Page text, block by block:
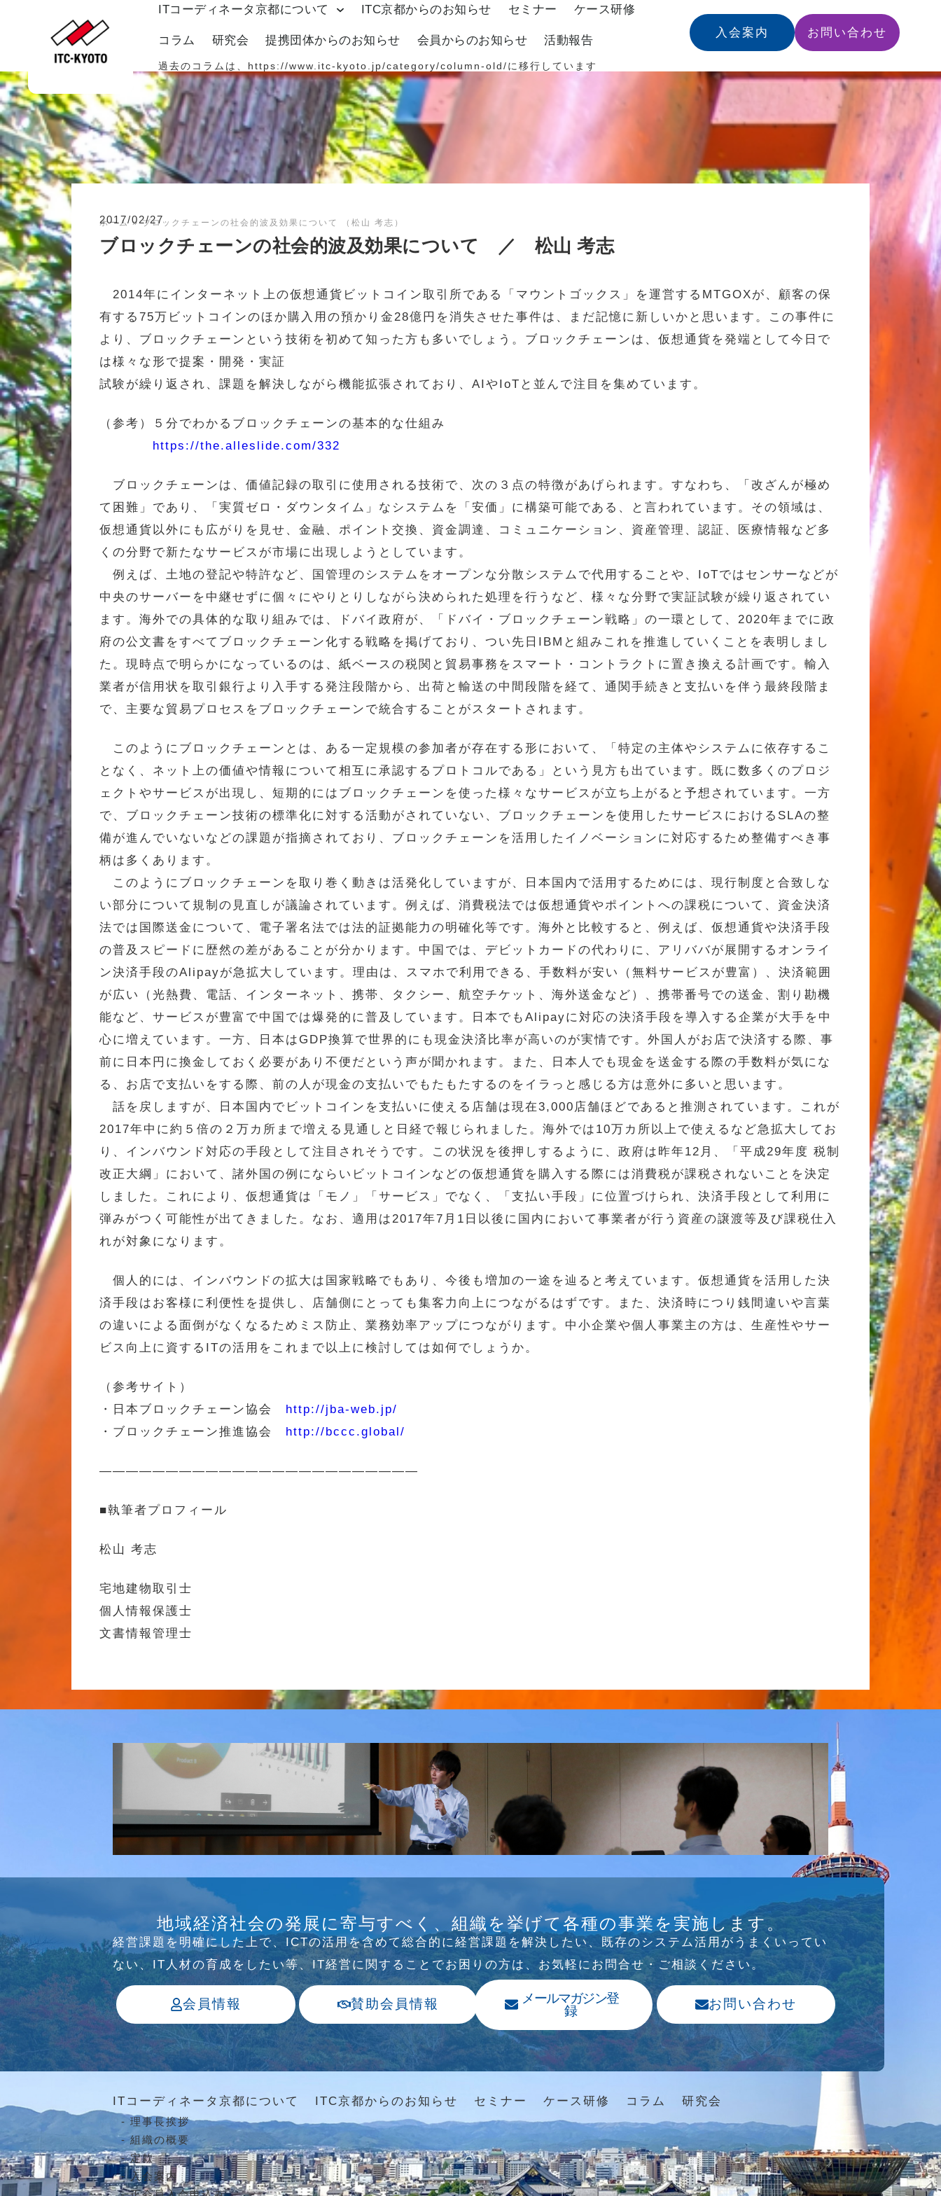
ITコーディネータ京都について ITC京都からのお知らせ セミナー ケース研修
コラム 研究会 提携団体からのお知らせ 会員からのお知らせ 活動報告
過去のコラムは、 https://www.itc-kyoto.jp/category/column-old/ に移行しています
入会案内 お問い合わせ
ホーム»ブロックチェーンの社会的波及効果について （松山 考志）
2017/02/27
ブロックチェーンの社会的波及効果について ／ 松山 考志
2014年にインターネット上の仮想通貨ビットコイン取引所である「マウントゴックス」を運営するMTGOXが、顧客の保
有する75万ビットコインのほか購入用の預かり金28億円を消失させた事件は、まだ記憶に新しいかと思います。この事件に
より、ブロックチェーンという技術を初めて知った方も多いでしょう。ブロックチェーンは、仮想通貨を発端として今日で
は様々な形で提案・開発・実証
試験が繰り返され、課題を解決しながら機能拡張されており、AIやIoTと並んで注目を集めています。
（参考）５分でわかるブロックチェーンの基本的な仕組み
https://the.alleslide.com/332
ブロックチェーンは、価値記録の取引に使用される技術で、次の３点の特徴があげられます。すなわち、「改ざんが極め
て困難」であり、「実質ゼロ・ダウンタイム」なシステムを「安価」に構築可能である、と言われています。その領域は、
仮想通貨以外にも広がりを見せ、金融、ポイント交換、資金調達、コミュニケーション、資産管理、認証、医療情報など多
くの分野で新たなサービスが市場に出現しようとしています。
例えば、土地の登記や特許など、国管理のシステムをオープンな分散システムで代用することや、IoTではセンサーなどが
中央のサーバーを中継せずに個々にやりとりしながら決められた処理を行うなど、様々な分野で実証試験が繰り返されてい
ます。海外での具体的な取り組みでは、ドバイ政府が、「ドバイ・ブロックチェーン戦略」の一環として、2020年までに政
府の公文書をすべてブロックチェーン化する戦略を掲げており、つい先日IBMと組みこれを推進していくことを表明しまし
た。現時点で明らかになっているのは、紙ベースの税関と貿易事務をスマート・コントラクトに置き換える計画です。輸入
業者が信用状を取引銀行より入手する発注段階から、出荷と輸送の中間段階を経て、通関手続きと支払いを伴う最終段階ま
で、主要な貿易プロセスをブロックチェーンで統合することがスタートされます。
このようにブロックチェーンとは、ある一定規模の参加者が存在する形において、「特定の主体やシステムに依存するこ
となく、ネット上の価値や情報について相互に承認するプロトコルである」という見方も出ています。既に数多くのプロジ
ェクトやサービスが出現し、短期的にはブロックチェーンを使った様々なサービスが立ち上がると予想されています。一方
で、ブロックチェーン技術の標準化に対する活動がされていない、ブロックチェーンを使用したサービスにおけるSLAの整
備が進んでいないなどの課題が指摘されており、ブロックチェーンを活用したイノベーションに対応するため整備すべき事
柄は多くあります。
このようにブロックチェーンを取り巻く動きは活発化していますが、日本国内で活用するためには、現行制度と合致しな
い部分について規制の見直しが議論されています。例えば、消費税法では仮想通貨やポイントへの課税について、資金決済
法では国際送金について、電子署名法では法的証拠能力の明確化等です。海外と比較すると、例えば、仮想通貨や決済手段
の普及スピードに歴然の差があることが分かります。中国では、デビットカードの代わりに、アリババが展開するオンライ
ン決済手段のAlipayが急拡大しています。理由は、スマホで利用できる、手数料が安い（無料サービスが豊富）、決済範囲
が広い（光熱費、電話、インターネット、携帯、タクシー、航空チケット、海外送金など）、携帯番号での送金、割り勘機
能など、サービスが豊富で中国では爆発的に普及しています。日本でもAlipayに対応の決済手段を導入する企業が大手を中
心に増えています。一方、日本はGDP換算で世界的にも現金決済比率が高いのが実情です。外国人がお店で決済する際、事
前に日本円に換金しておく必要があり不便だという声が聞かれます。また、日本人でも現金を送金する際の手数料が気にな
る、お店で支払いをする際、前の人が現金の支払いでもたもたするのをイラっと感じる方は意外に多いと思います。
話を戻しますが、日本国内でビットコインを支払いに使える店舗は現在3,000店舗ほどであると推測されています。これが
2017年中に約５倍の２万カ所まで増える見通しと日経で報じられました。海外では10万カ所以上で使えるなど急拡大してお
り、インバウンド対応の手段として注目されそうです。この状況を後押しするように、政府は昨年12月、「平成29年度 税制
改正大綱」において、諸外国の例にならいビットコインなどの仮想通貨を購入する際には消費税が課税されないことを決定
しました。これにより、仮想通貨は「モノ」「サービス」でなく、「支払い手段」に位置づけられ、決済手段として利用に
弾みがつく可能性が出てきました。なお、適用は2017年7月1日以後に国内において事業者が行う資産の譲渡等及び課税仕入
れが対象になります。
個人的には、インバウンドの拡大は国家戦略でもあり、今後も増加の一途を辿ると考えています。仮想通貨を活用した決
済手段はお客様に利便性を提供し、店舗側にとっても集客力向上につながるはずです。また、決済時につり銭間違いや言葉
の違いによる面倒がなくなるためミス防止、業務効率アップにつながります。中小企業や個人事業主の方は、生産性やサー
ビス向上に資するITの活用をこれまで以上に検討しては如何でしょうか。
（参考サイト）
・日本ブロックチェーン協会 http://jba-web.jp/
・ブロックチェーン推進協会 http://bccc.global/
————————————————————————
■執筆者プロフィール
松山 考志
宅地建物取引士
個人情報保護士
文書情報管理士
介護ソリューション研究会、WEB/SNS研究会を行
っています
地域経済社会の発展に寄与すべく、組織を挙げて各種の事業を実施します。
経営課題を明確にした上で、ICTの活⽤を含めて総合的に経営課題を解決したい、既存のシステム活⽤がうまくいってい
ない、IT⼈材の育成をしたい等、IT経営に関することでお困りの⽅は、お気軽にお問合せ・ご相談ください。
会員情報 賛助会員情報
メールマガジン登
録
お問い合わせ
ITコーディネータ京都について
理事長挨拶
組織の概要
定款
入会案内
ITC京都からのお知らせ セミナー ケース研修 コラム 研究会